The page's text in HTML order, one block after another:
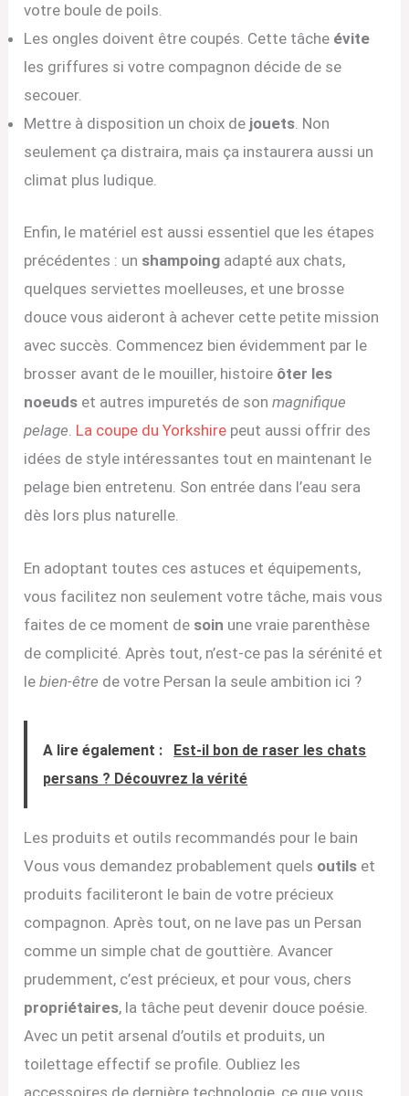
votre boule de poils.
Les ongles doivent être coupés. Cette tâche évite
les griffures si votre compagnon décide de se
secouer.
Mettre à disposition un choix de jouets. Non
seulement ça distraira, mais ça instaurera aussi un
climat plus ludique.
Enfin, le matériel est aussi essentiel que les étapes
précédentes : un shampoing adapté aux chats,
quelques serviettes moelleuses, et une brosse
douce vous aideront à achever cette petite mission
avec succès. Commencez bien évidemment par le
brosser avant de le mouiller, histoire ôter les
noeuds et autres impuretés de sonmagnifique
pelage La coupe du Yorkshire peut aussi offrir des
idées de style intéressantes tout en maintenant le
pelage bien entretenu. Son entrée dans l’eau sera
dès lors plus naturelle.
En adoptant toutes ces astuces et équipements,
vous facilitez non seulement votre tâche, mais vous
faites de ce moment de soin une vraie parenthèse
de complicité. Après tout, n’est-ce pas la sérénité et
lebien-être de votre Persan la seule ambition ici ?
A lire également :
Est-il bon de raser les chats
persans ? Découvrez la vérité
Les produits et outils recommandés pour le bain
Vous vous demandez probablement quels outils et
produits faciliteront le bain de votre précieux
compagnon. Après tout, on ne lave pas un Persan
comme un simple chat de gouttière. Avancer
prudemment, c’est précieux, et pour vous, chers
propriétaires, la tâche peut devenir douce poésie.
Avec un petit arsenal d’outils et produits, un
toilettage effectif se profile. Oubliez les